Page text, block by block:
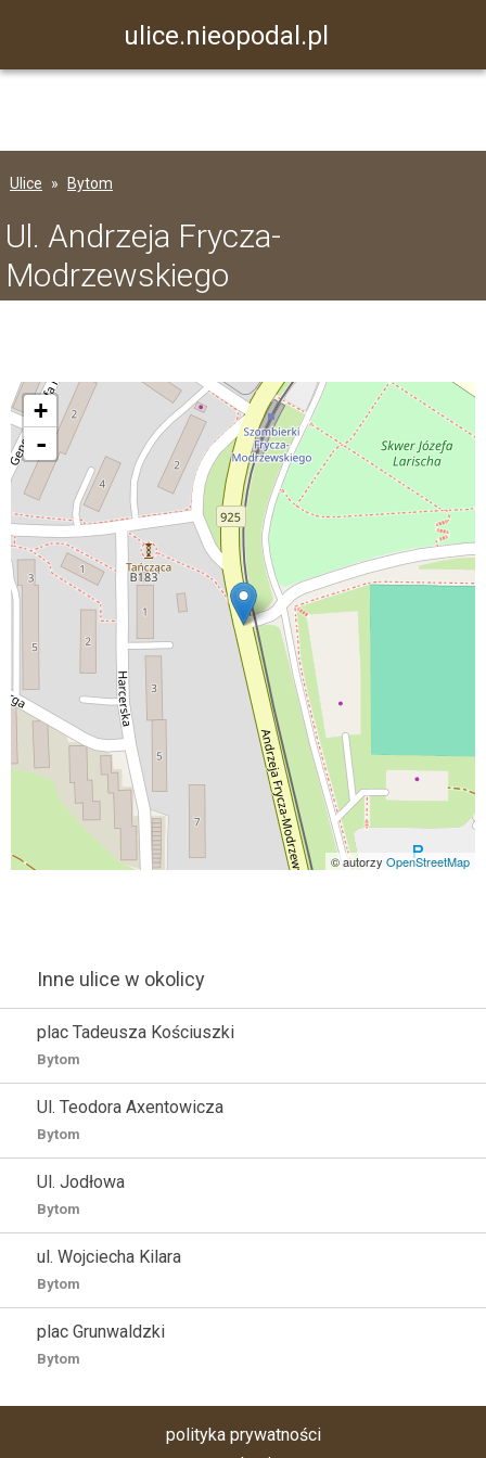
ulice.nieopodal.pl
Ulice Bytom
Ul. Andrzeja Frycza-
Modrzewskiego
+
-
© autorzy OpenStreetMap
Inne ulice w okolicy
plac Tadeusza Kościuszki
Bytom
Ul. Teodora Axentowicza
Bytom
Ul. Jodłowa
Bytom
ul. Wojciecha Kilara
Bytom
plac Grunwaldzki
Bytom
polityka prywatności